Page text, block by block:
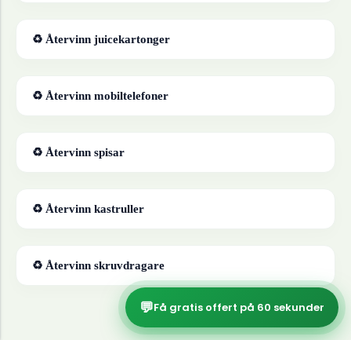
♻ Återvinn juicekartonger
♻ Återvinn mobiltelefoner
♻ Återvinn spisar
♻ Återvinn kastruller
♻ Återvinn skruvdragare
💬Få gratis offert på 60 sekunder